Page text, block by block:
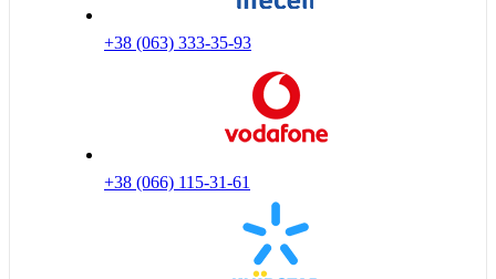
+38 (063) 333-35-93
+38 (066) 115-31-61